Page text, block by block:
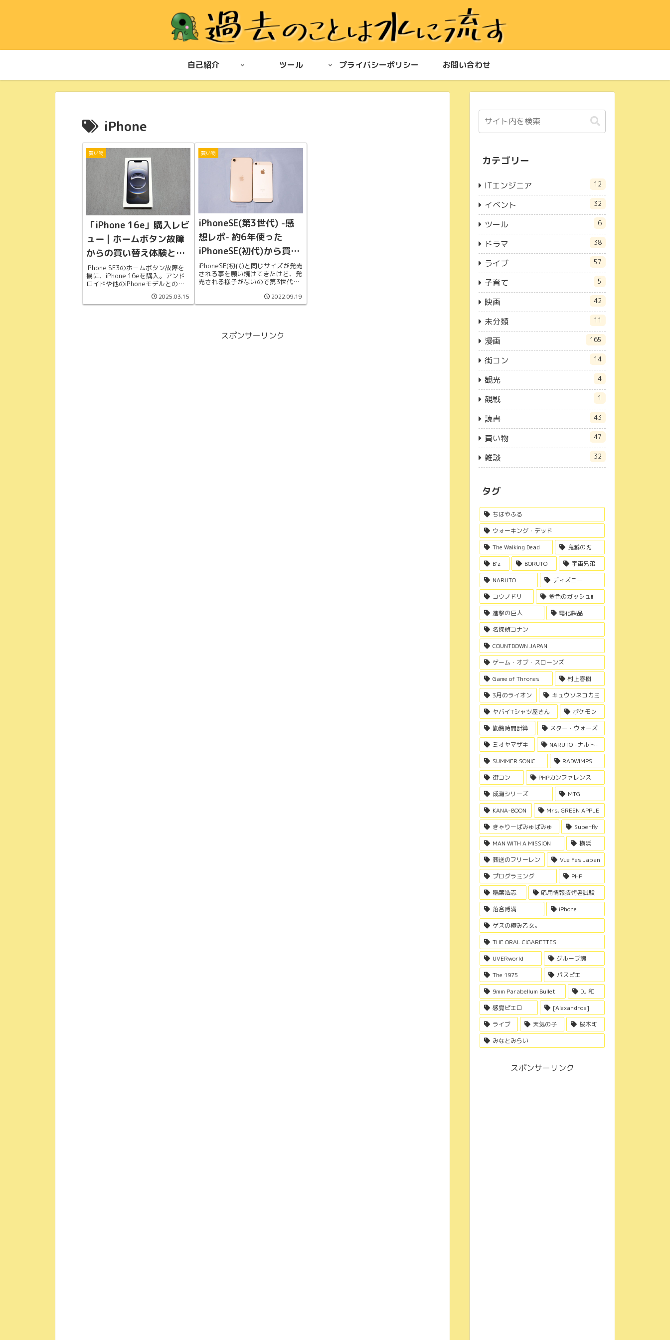
自己紹介 ツール プライバシーポリシー お問い合わせ
iPhone
買い物
「iPhone 16e」購入レビ
ュー | ホームボタン故障
からの買い替え体験と使
用感
iPhone SE3のホームボタン故障を
機に、iPhone 16eを購入。アンド
ロイドや他のiPhoneモデルとの比
較検討を経て、実際の使用感や気に
なった点を詳しくレビューします。
充電持ちや顔認証の利便性、サイズ
2025.03.15
買い物
iPhoneSE(第3世代) -感
想レポ- 約6年使った
iPhoneSE(初代)から買い
替えてみた
iPhoneSE(初代)と同じサイズが発売
される事を願い続けてきたけど、発
売される様子がないので第3世代に
感じたメリット・デメリットを書き
残す。
2022.09.19
スポンサーリンク
カテゴリー
ITエンジニア 12
イベント 32
ツール 6
ドラマ 38
ライブ 57
子育て 5
映画 42
未分類 11
漫画 165
街コン 14
観光 4
観戦 1
読書 43
買い物 47
雑談 32
タグ
ちはやふる
ウォーキング・デッド
The Walking Dead
鬼滅の刃
B'z
BORUTO
宇宙兄弟
NARUTO
ディズニー
コウノドリ
金色のガッシュ!!
進撃の巨人
電化製品
名探偵コナン
COUNTDOWN JAPAN
ゲーム・オブ・スローンズ
Game of Thrones
村上春樹
3月のライオン
キュウソネコカミ
ヤバイTシャツ屋さん
ポケモン
勤務時間計算
スター・ウォーズ
ミオヤマザキ
NARUTO -ナルト-
SUMMER SONIC
RADWIMPS
街コン
PHPカンファレンス
成瀬シリーズ
MTG
KANA-BOON
Mrs. GREEN APPLE
きゃりーぱみゅぱみゅ
Superfly
MAN WITH A MISSION
横浜
葬送のフリーレン
Vue Fes Japan
プログラミング
PHP
稲葉浩志
応用情報技術者試験
落合博満
iPhone
ゲスの極み乙女。
THE ORAL CIGARETTES
UVERworld
グループ魂
The 1975
パスピエ
9mm Parabellum Bullet
DJ 和
感覚ピエロ
[Alexandros]
ライブ
天気の子
桜木町
みなとみらい
スポンサーリンク